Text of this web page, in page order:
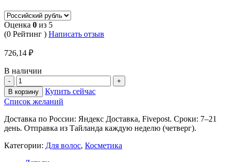
Оценка 0 из 5
(0 Рейтинг ) Написать отзыв
726,14 ₽
В наличии
В корзину
Купить сейчас
Список желаний
Доставка по России: Яндекс Доставка, Fivepost. Сроки: 7–21
день. Отправка из Тайланда каждую неделю (четверг).
Категории: Для волос, Косметика